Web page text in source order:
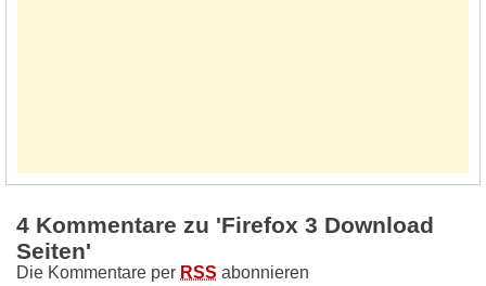
4 Kommentare zu 'Firefox 3 Download
Seiten'
Die Kommentare per RSS abonnieren